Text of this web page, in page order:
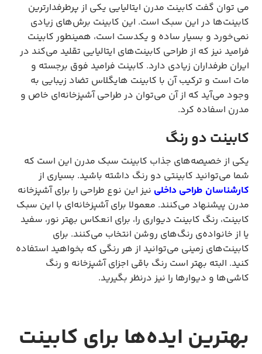
می توان گفت کابینت مدرن ایتالیایی یکی از پرطرفدارترین
کابینت‌ها در این سبک است. این کابینت برش‌های زیادی
نمی‌خورد و بسیار ساده و یکدست است، همینطور کابینت
فرامید نیز که از طراحی کابینت‌های ایتالیایی تقلید می‌کند در
ایران طرفداران زیادی دارد. کابینت فرامید فوق برجسته و
مات است و ترکیب آن با کابینت هایگلاس تضاد زیبایی به
وجود می‌آید که از آن می‌توان در طراحی آشپزخانه‌ای خاص و
مدرن اسفاده کرد.
کابینت دو رنگ
یکی از خصیصه‌های جذاب کابینت سبک مدرن این است که
شما می‌توانید کابینتی دو رنگ داشته باشید. بسیاری از
کارشناسان طراحی داخلی نیز این نوع طراحی را برای آشپزخانه
مدرن پیشنهاد می‌کنند. معمولا برای آشپزخانه‌ای با این سبک
کابینت، رنگ کابینت دیواری را، برای انعکاس بهتر نور، سفید
یا از خانواده‌ی رنگ‌های روشن انتخاب می‌کنند. برای
کابینت‌های زمینی می‌توانید از هر رنگی که بخواهید استفاده
کنید. البته بهتر است رنگ باقی اجزای آشپزخانه و رنگ
کاشی‌ها و دیوارها را نیز درنظر بگیرید.
بهترین ایده‌ها برای کابینت